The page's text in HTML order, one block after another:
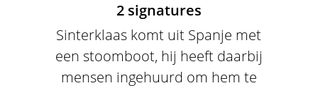
2 signatures
Sinterklaas komt uit Spanje met
een stoomboot, hij heeft daarbij
mensen ingehuurd om hem te